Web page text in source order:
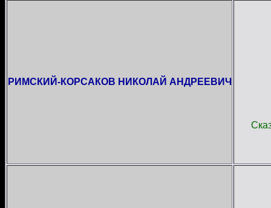
РИМСКИЙ-КОРСАКОВ НИКОЛАЙ АНДРЕЕВИЧ